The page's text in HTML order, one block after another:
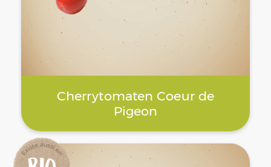
Cherrytomaten Coeur de
Pigeon